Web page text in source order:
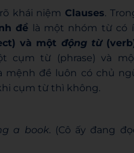
khái niệm Clauses.
đề là một nhóm từ có
và một động từ
cụm từ (phrase) và
mệnh đề luôn có chủ
cụm từ thì không.
a book.
(Cô ấy đang